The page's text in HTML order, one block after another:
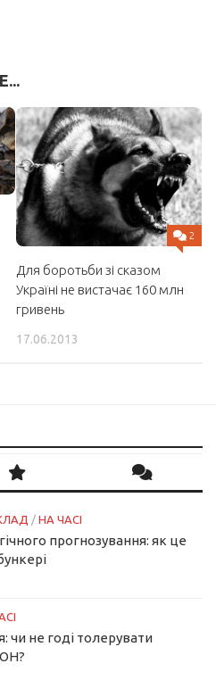
2
Для боротьби зі сказом
Україні не вистачає 160 млн
гривень
17.06.2013
/ НА ЧАСІ
прогнозування: як це
чи не годі толерувати